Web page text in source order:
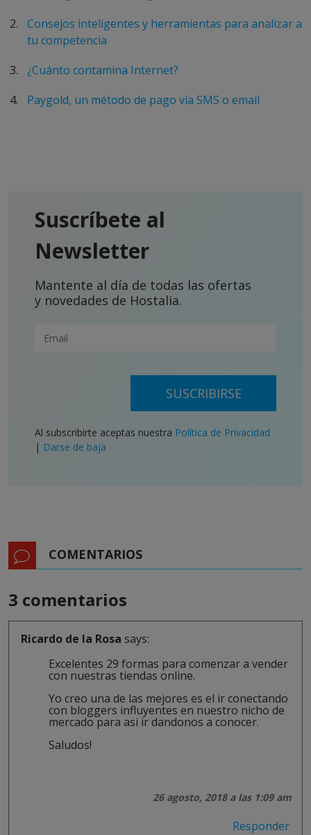
Consejos inteligentes y herramientas para analizar a
tu competencia
¿Cuánto contamina Internet?
Paygold, un método de pago vía SMS o email
Suscríbete al
Newsletter
Mantente al día de todas las ofertas
y novedades de Hostalia.
SUSCRIBIRSE
Al subscribirte aceptas nuestra Política de Privacidad
| Darse de baja
COMENTARIOS
3 comentarios
Ricardo de la Rosa says:
26 agosto, 2018 a las 1:09 am
Excelentes 29 formas para comenzar a vender
con nuestras tiendas online.
Yo creo una de las mejores es el ir conectando
con bloggers influyentes en nuestro nicho de
mercado para asi ir dandonos a conocer.
Saludos!
Responder